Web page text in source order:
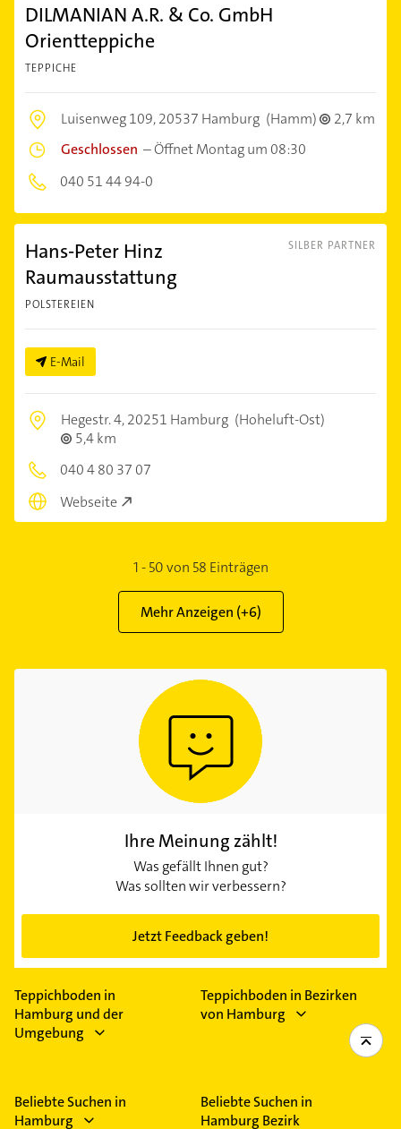
DILMANIAN A.R. & Co. GmbH
Orientteppiche
TEPPICHE
Luisenweg 109,20537 Hamburg (Hamm)
2,7 km
Geschlossen –Öffnet Montag um 08:30
040 51 44 94-0
SILBER PARTNER
Hans-Peter Hinz
Raumausstattung
POLSTEREIEN
E-Mail
Hegestr. 4,20251 Hamburg (Hoheluft-Ost)
5,4 km
040 4 80 37 07
Webseite
1-50von 58 Einträgen
Mehr Anzeigen (+6)
Ihre Meinung zählt!
Was gefällt Ihnen gut?
Was sollten wir verbessern?
Jetzt Feedback geben!
Teppichboden in
Hamburg und der
Umgebung
Teppichboden in Bezirken
von Hamburg
Beliebte Suchen in
Hamburg
Beliebte Suchen in
Hamburg Bezirk